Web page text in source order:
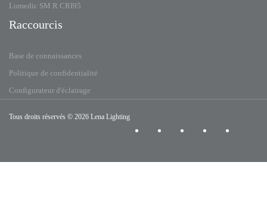
Lumedic SM R CRI95
Raccourcis
Base de connaissances
Politique de confidentialité
Configurateur d'éclairage
Tous droits réservés © 2026 Lena Lighting